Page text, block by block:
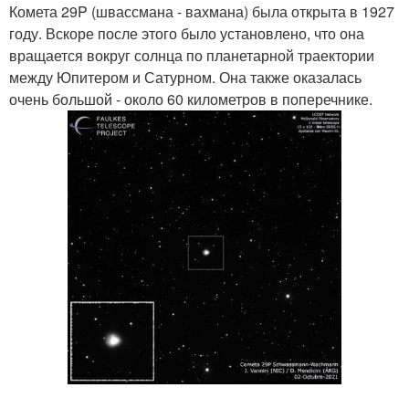
Комета 29P (швассмана - вахмана) была открыта в 1927
году. Вскоре после этого было установлено, что она
вращается вокруг солнца по планетарной траектории
между Юпитером и Сатурном. Она также оказалась
очень большой - около 60 километров в поперечнике.